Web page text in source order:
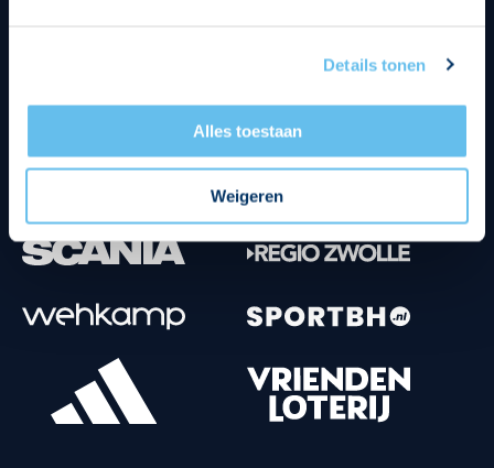
Details tonen
Alles toestaan
Weigeren